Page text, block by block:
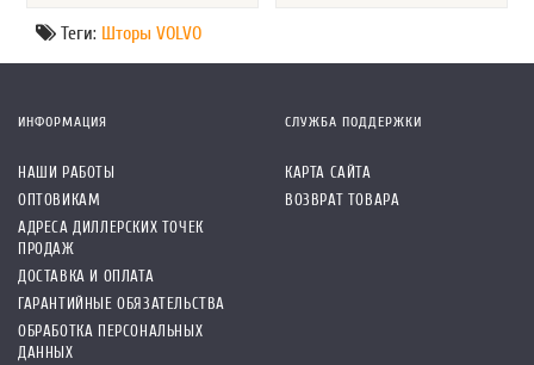
Теги: Шторы VOLVO
ИНФОРМАЦИЯ
НАШИ РАБОТЫ
ОПТОВИКАМ
АДРЕСА ДИЛЛЕРСКИХ ТОЧЕК
ПРОДАЖ
ДОСТАВКА И ОПЛАТА
ГАРАНТИЙНЫЕ ОБЯЗАТЕЛЬСТВА
ОБРАБОТКА ПЕРСОНАЛЬНЫХ
ДАННЫХ
СЛУЖБА ПОДДЕРЖКИ
КАРТА САЙТА
ВОЗВРАТ ТОВАРА